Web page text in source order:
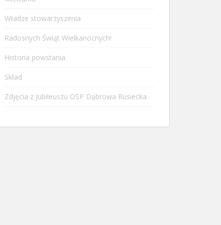
Władze stowarzyszenia
Radosnych Świąt Wielkanocnych!
Historia powstania
Skład
Zdjęcia z Jubileuszu OSP Dąbrowa Rusiecka